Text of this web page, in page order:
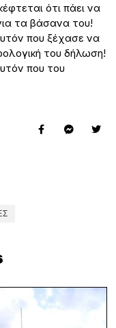
ότι πάει να
τα βάσανα του!
που ξέχασε να
του δήλωση!
που του